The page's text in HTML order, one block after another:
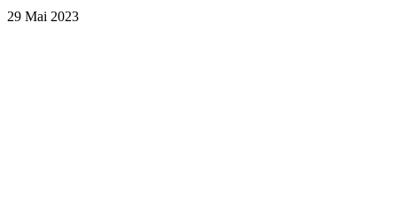
29 Mai 2023